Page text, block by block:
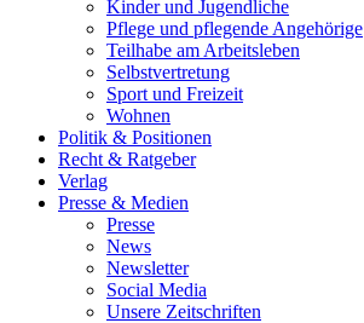
Kinder und Jugendliche
Pflege und pflegende Angehörige
Teilhabe am Arbeitsleben
Selbstvertretung
Sport und Freizeit
Wohnen
Politik & Positionen
Recht & Ratgeber
Verlag
Presse & Medien
Presse
News
Newsletter
Social Media
Unsere Zeitschriften